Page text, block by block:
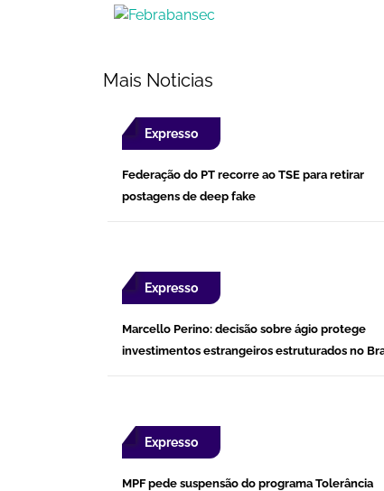
Mais Noticias
Expresso
Federação do PT recorre ao TSE para retirar
postagens de deep fake
Expresso
Marcello Perino: decisão sobre ágio protege
investimentos estrangeiros estruturados no
Expresso
MPF pede suspensão do programa Tolerância